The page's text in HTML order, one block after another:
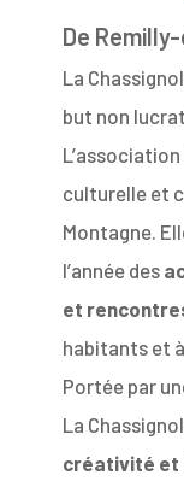
De
La
but non
L’association
culturelle et
Montagne.
l’année des
et
habitants et
Portée par
La
créativité et